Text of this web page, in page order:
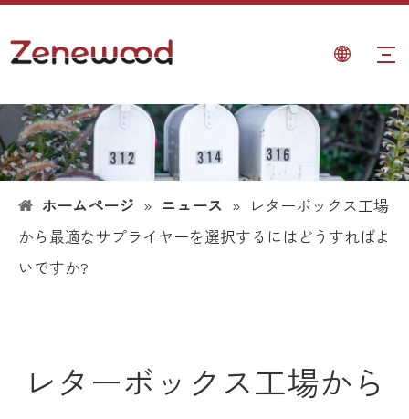
ホームページ » ニュース » レターボックス工場
から最適なサプライヤーを選択するにはどうすればよ
いですか?
レターボックス工場から